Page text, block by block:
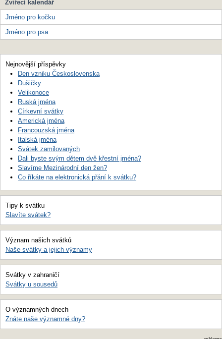
Zvířecí kalendář
Jméno pro kočku
Jméno pro psa
Nejnovější příspěvky
Den vzniku Československa
Dušičky
Velikonoce
Ruská jména
Církevní svátky
Americká jména
Francouzská jména
Italská jména
Svátek zamilovaných
Dali byste svým dětem dvě křestní jména?
Slavíme Mezinárodní den žen?
Co říkáte na elektronická přání k svátku?
Tipy k svátku
Slavíte svátek?
Význam našich svátků
Naše svátky a jejich významy
Svátky v zahraničí
Svátky u sousedů
O významných dnech
Znáte naše významné dny?